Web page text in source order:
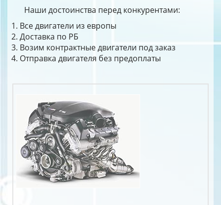
Наши достоинства перед конкурентами:
Все двигатели из европы
Доставка по РБ
Возим контрактные двигатели под заказ
Отправка двигателя без предоплаты